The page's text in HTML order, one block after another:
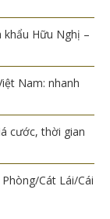
Hữu Nghị –
Nam: nhanh
cước, thời gian
Cát Lái/Cái